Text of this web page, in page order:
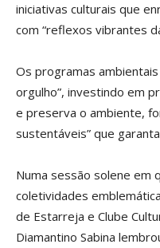
iniciativas culturais que
com “reflexos vibrantes
Os programas
orgulho”, investindo em
e preserva o ambiente,
sustentáveis” que
Numa sessão solene em
coletividades
de Estarreja e Clube
Diamantino Sabina